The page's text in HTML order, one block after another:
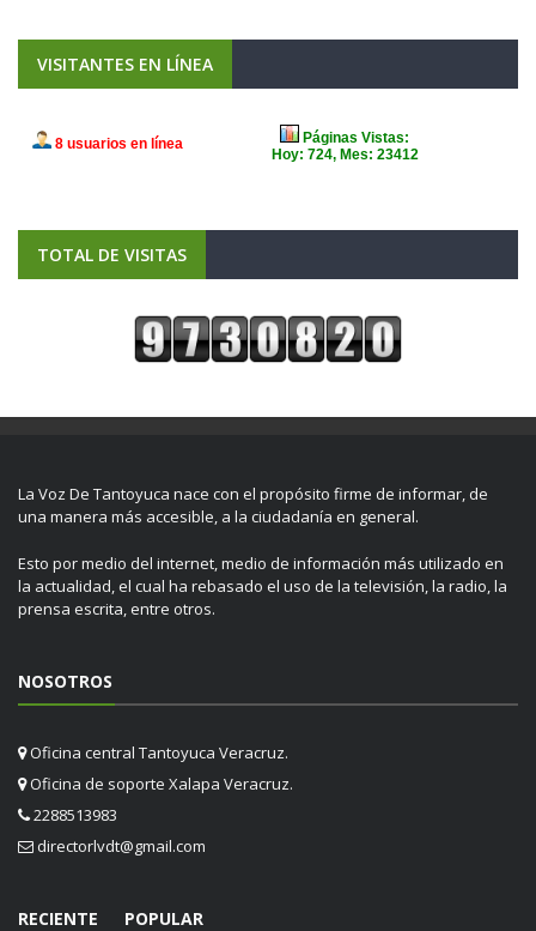
VISITANTES EN LÍNEA
TOTAL DE VISITAS
La Voz De Tantoyuca nace con el propósito firme de informar, de
una manera más accesible, a la ciudadanía en general.
Esto por medio del internet, medio de información más utilizado en
la actualidad, el cual ha rebasado el uso de la televisión, la radio, la
prensa escrita, entre otros.
NOSOTROS
Oficina central Tantoyuca Veracruz.
Oficina de soporte Xalapa Veracruz.
2288513983
directorlvdt@gmail.com
RECIENTE POPULAR